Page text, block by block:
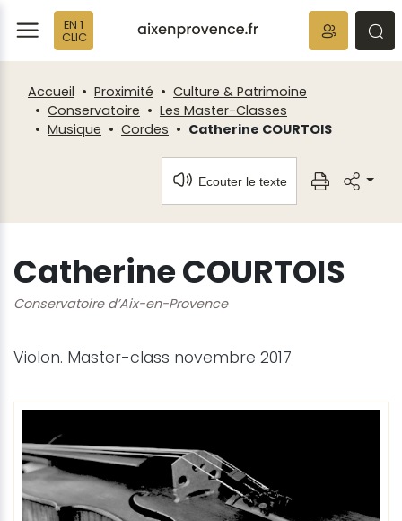
EN 1
CLIC
Accueil Proximité
Culture & Patrimoine
Conservatoire
Les Master-Classes
Musique
Cordes Catherine COURTOIS
Ecouter le texte
Catherine COURTOIS
Conservatoire d’Aix-en-Provence
Violon. Master-class novembre 2017
Fenêtre
de
chat
Panneau de gestion des cookies